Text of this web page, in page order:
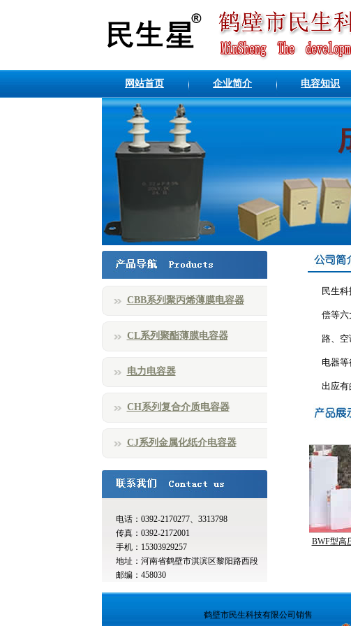
网站首页 企业简介 电容知识
CBB系列聚丙烯薄膜电容器
CL系列聚酯薄膜电容器
电力电容器
CH系列复合介质电容器
CJ系列金属化纸介电容器
电话：0392-2170277、3313798
传真：0392-2172001
手机：15303929257
地址：河南省鹤壁市淇滨区黎阳路西段
邮编：458030
民生
偿等六
路、
电器
出应有
DR206型汽车交流发电机用电容 BWF型高
鹤壁市民生科技有限公司销售